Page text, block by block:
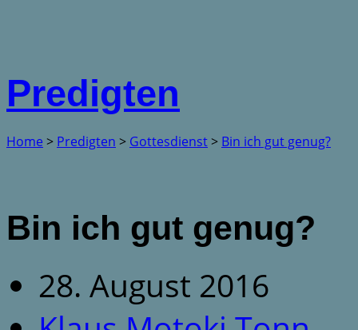
Predigten
Home > Predigten > Gottesdienst> Bin ich gut genug?
Bin ich gut genug?
28. August 2016